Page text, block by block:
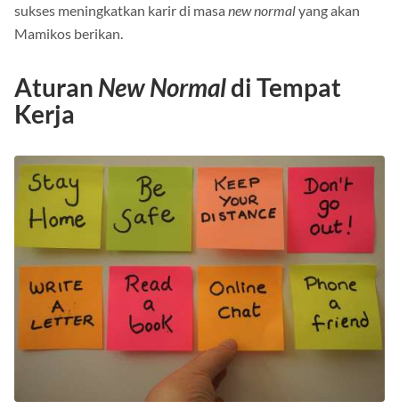
sukses meningkatkan karir di masa new normalyang akan
Mamikos berikan.
Aturan New Normaldi Tempat
Kerja